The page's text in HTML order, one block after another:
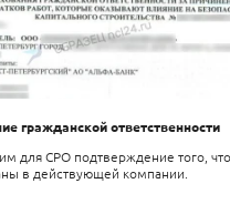
гражданской ответственности
для СРО подтверждение того,
в действующей компании.